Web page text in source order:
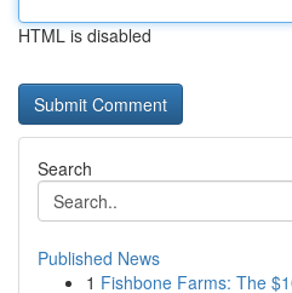
HTML is disabled
Search
Published News
1 Fishbone Farms: The